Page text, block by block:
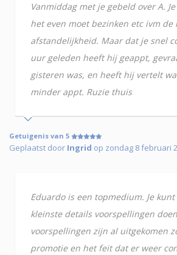
Vanmiddag met je gebeld over A.
het even moet bezinken etc ivm
afstandelijkheid. Maar dat je snel
uur geleden heeft hij geappt,
gisteren was, en heeft hij vertelt
minder appt. Ruzie thuis
Getuigenis van 5
Geplaatst door Ingrid op zondag 8 februari
Eduardo is een topmedium. Je
kleinste details voorspellingen
voorspellingen zijn al uitgekomen
promotie en het feit dat er weer